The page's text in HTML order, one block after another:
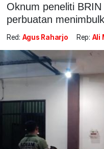
Oknum peneliti
perbuatan
Red: Agus Raharjo Rep: Ali